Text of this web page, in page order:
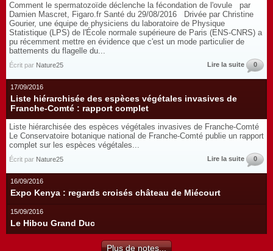
Comment le spermatozoïde déclenche la fécondation de l'ovule par
Damien Mascret, Figaro.fr Santé du 29/08/2016 Drivée par Christine
Gourier, une équipe de physiciens du laboratoire de Physique
Statistique (LPS) de l'École normale supérieure de Paris (ENS-CNRS) a
pu récemment mettre en évidence que c'est un mode particulier de
battements du flagelle du...
Écrit par Nature25 Lire la suite 0
17/09/2016
Liste hiérarchisée des espèces végétales invasives de
Franche-Comté : rapport complet
Liste hiérarchisée des espèces végétales invasives de Franche-Comté
Le Conservatoire botanique national de Franche-Comté publie un rapport
complet sur les espèces végétales...
Écrit par Nature25 Lire la suite 0
16/09/2016
Expo Kenya : regards croisés château de Miécourt
15/09/2016
Le Hibou Grand Duc
Plus de notes...